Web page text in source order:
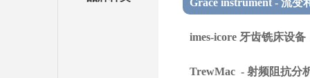
Grace instrument - 流变
imes-icore 牙齿铣床设备
TrewMac - 射频阻抗分